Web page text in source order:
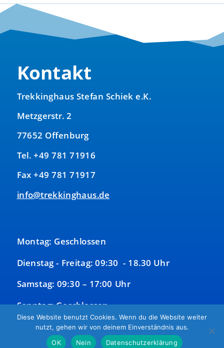
Kontakt
Trekkinghaus Stefan Schiek e.K.
Metzgerstr. 2
77652 Offenburg
Tel. +49 781 71916
Fax +49 781 71917
info@trekkinghaus.de
Montag: Geschlossen
Dienstag - Freitag: 09:30 - 18.30 Uhr
Samstag: 09:30 – 17:00 Uhr
Sonntag: Geschlossen
Diese Website benutzt Cookies. Wenn du die Website weiter
nutzt, gehen wir von deinem Einverständnis aus.
OK
Nein Datenschutzerklärung